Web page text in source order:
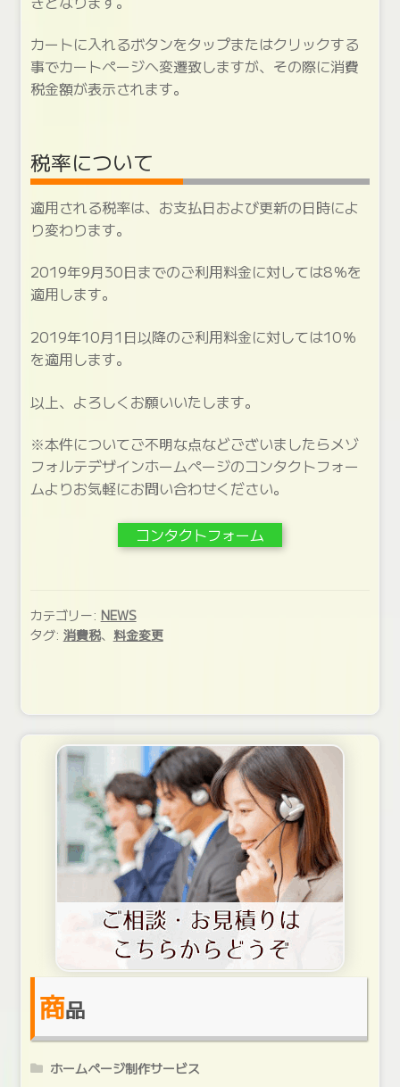
カートに入れるボタンをタップまたはクリックする
事でカートページへ変遷致しますが、その際に消費
税金額が表示されます。
税率について
適用される税率は、お支払日および更新の日時によ
り変わります。
2019年9月30日までのご利用料金に対しては8％を
適用します。
2019年10月1日以降のご利用料金に対しては10％
を適用します。
以上、よろしくお願いいたします。
※本件についてご不明な点などございましたらメゾ
フォルテデザインホームページのコンタクトフォー
ムよりお気軽にお問い合わせください。
コンタクトフォーム
カテゴリー: NEWS
タグ: 消費税、 料金変更
商品
ホームページ制作サービス